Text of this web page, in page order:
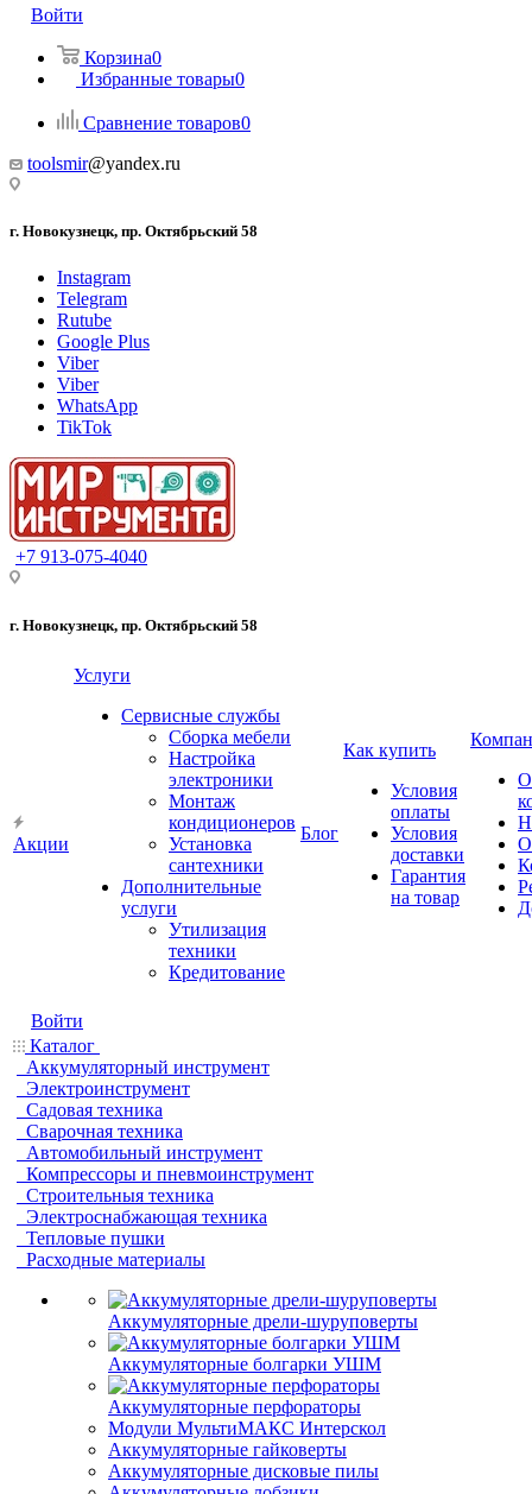
Войти
Корзина0
Избранные товары0
Сравнение товаров0
toolsmir@yandex.ru
г. Новокузнецк, пр. Октябрьский 58
Instagram
Telegram
Rutube
Google Plus
Viber
Viber
WhatsApp
TikTok
+7 913-075-4040
г. Новокузнецк, пр. Октябрьский 58
Акции
Услуги
Сервисные службы
Сборка мебели
Настройка
электроники
Монтаж
кондиционеров
Установка
сантехники
Дополнительные
услуги
Утилизация
техники
Кредитование
Блог
Как купить
Условия
оплаты
Условия
доставки
Гарантия
на товар
О
Войти
Каталог
Аккумуляторный инструмент
Электроинструмент
Садовая техника
Сварочная техника
Автомобильный инструмент
Компрессоры и пневмоинструмент
Строительныя техника
Электроснабжающая техника
Тепловые пушки
Расходные материалы
Аккумуляторные дрели-шуруповерты
Аккумуляторные болгарки УШМ
Аккумуляторные перфораторы
Модули МультиМАКС Интерскол
Аккумуляторные гайковерты
Аккумуляторные дисковые пилы